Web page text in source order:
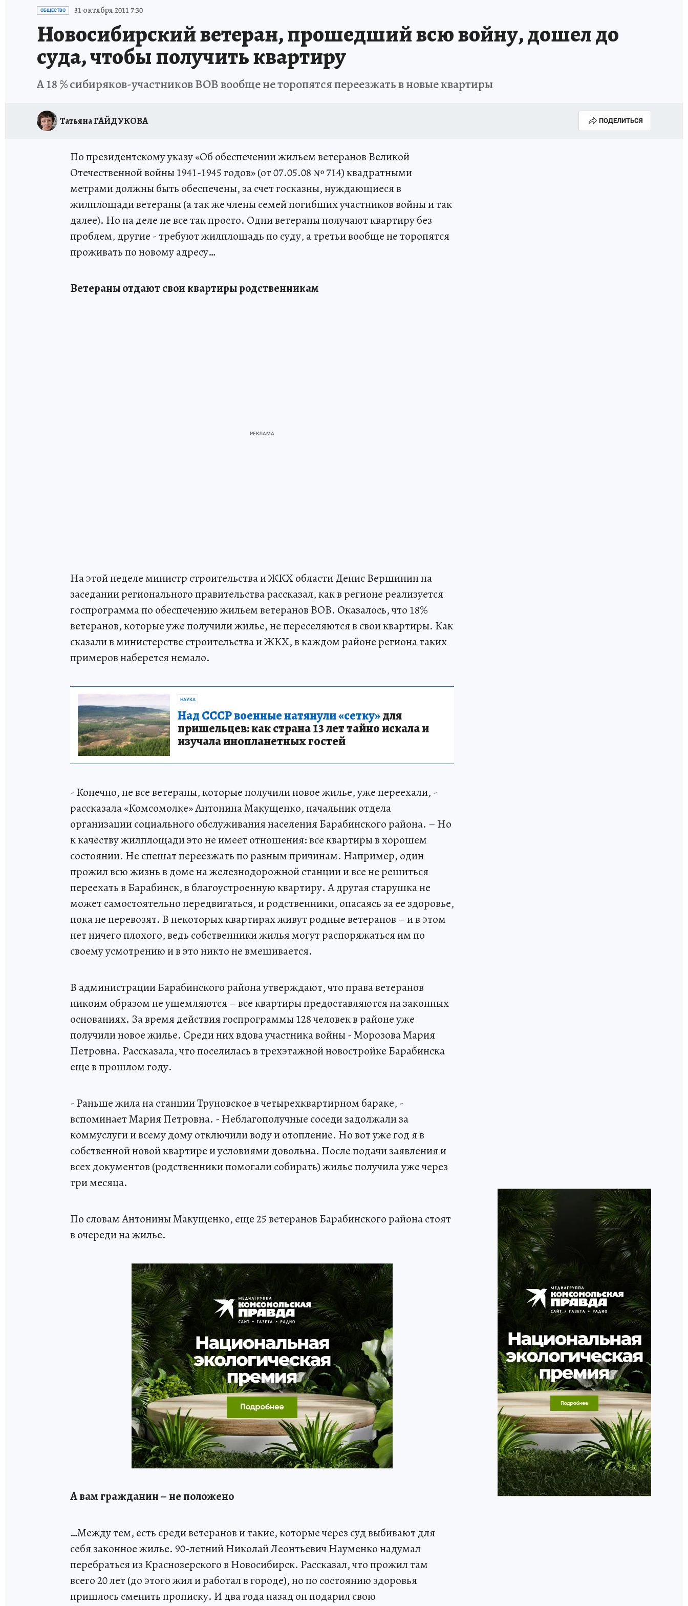
ОТДЫХ В РОССИИ
ОБЩЕСТВО 31 октября 2011 7:30
Новосибирский ветеран, прошедший всю войну, дошел до
суда, чтобы получить квартиру
А 18 % сибиряков-участников ВОВ вообще не торопятся переезжать в новые квартиры
Татьяна ГАЙДУКОВА ПОДЕЛИТЬСЯ
По президентскому указу «Об обеспечении жильем ветеранов Великой
Отечественной войны 1941-1945 годов» (от 07.05.08 № 714) квадратными
метрами должны быть обеспечены, за счет госказны, нуждающиеся в
жилплощади ветераны (а так же члены семей погибших участников войны и так
далее). Но на деле не все так просто. Одни ветераны получают квартиру без
проблем, другие - требуют жилплощадь по суду, а третьи вообще не торопятся
проживать по новому адресу…
Ветераны отдают свои квартиры родственникам
На этой неделе министр строительства и ЖКХ области Денис Вершинин на
заседании регионального правительства рассказал, как в регионе реализуется
госпрограмма по обеспечению жильем ветеранов ВОВ. Оказалось, что 18%
ветеранов, которые уже получили жилье, не переселяются в свои квартиры. Как
сказали в министерстве строительства и ЖКХ, в каждом районе региона таких
примеров наберется немало.
НАУКА
Над СССР военные натянули «сетку»для
пришельцев: как страна 13 лет тайно искала и
изучала инопланетных гостей
- Конечно, не все ветераны, которые получили новое жилье, уже переехали, -
рассказала «Комсомолке» Антонина Макущенко, начальник отдела
организации социального обслуживания населения Барабинского района. – Но
к качеству жилплощади это не имеет отношения: все квартиры в хорошем
состоянии. Не спешат переезжать по разным причинам. Например, один
прожил всю жизнь в доме на железнодорожной станции и все не решиться
переехать в Барабинск, в благоустроенную квартиру. А другая старушка не
может самостоятельно передвигаться, и родственники, опасаясь за ее здоровье,
пока не перевозят. В некоторых квартирах живут родные ветеранов – и в этом
нет ничего плохого, ведь собственники жилья могут распоряжаться им по
своему усмотрению и в это никто не вмешивается.
В администрации Барабинского района утверждают, что права ветеранов
никоим образом не ущемляются – все квартиры предоставляются на законных
основаниях. За время действия госпрограммы 128 человек в районе уже
получили новое жилье. Среди них вдова участника войны - Морозова Мария
Петровна. Рассказала, что поселилась в трехэтажной новостройке Барабинска
еще в прошлом году.
- Раньше жила на станции Труновское в четырехквартирном бараке, -
вспоминает Мария Петровна. - Неблагополучные соседи задолжали за
коммуслуги и всему дому отключили воду и отопление. Но вот уже год я в
собственной новой квартире и условиями довольна. После подачи заявления и
всех документов (родственники помогали собирать) жилье получила уже через
три месяца.
По словам Антонины Макущенко, еще 25 ветеранов Барабинского района стоят
в очереди на жилье.
А вам гражданин – не положено
…Между тем, есть среди ветеранов и такие, которые через суд выбивают для
себя законное жилье. 90-летний Николай Леонтьевич Науменко надумал
перебраться из Краснозерского в Новосибирск. Рассказал, что прожил там
всего 20 лет (до этого жил и работал в городе), но по состоянию здоровья
пришлось сменить прописку. И два года назад он подарил свою